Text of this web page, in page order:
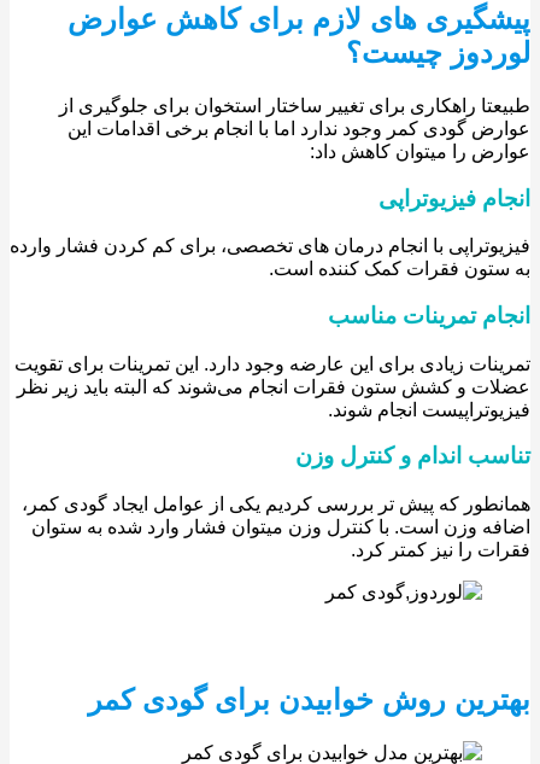
های لازم برای کاهش عوارض
چیست؟
راهکاری برای تغییر ساختار استخوان برای جلوگیری از
گودی کمر وجود ندارد اما با انجام برخی اقدامات این
را میتوان کاهش داد:
فیزیوتراپی
با انجام درمان های تخصصی، برای کم کردن فشار وارده
فقرات کمک کننده است.
تمرینات مناسب
زیادی برای این عارضه وجود دارد. این تمرینات برای تقویت
و کشش ستون فقرات انجام می‌شوند که البته باید زیر نظر
انجام شوند.
اندام و کنترل وزن
که پیش تر بررسی کردیم یکی از عوامل ایجاد گودی کمر،
وزن است. با کنترل وزن میتوان فشار وارد شده به ستوان
را نیز کمتر کرد.
روش خوابیدن برای گودی کمر